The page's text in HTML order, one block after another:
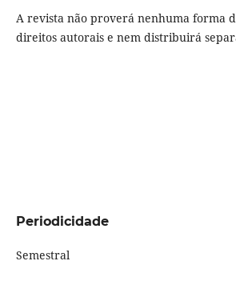
A revista não proverá nenhuma forma
direitos autorais e nem distribuirá
Periodicidade
Semestral